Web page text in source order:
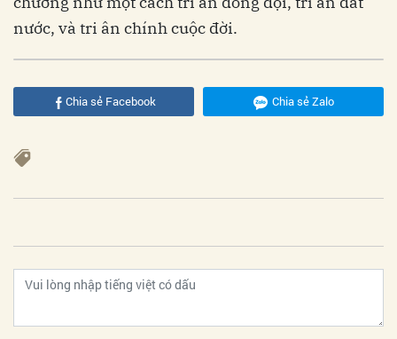
nước, và tri ân chính cuộc đời.
Chia sẻ Facebook Chia sẻ Zalo